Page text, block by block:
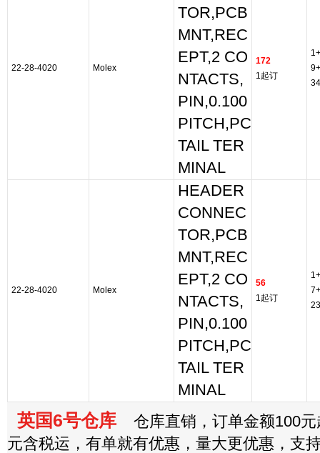
22-28-4020 Molex
TOR,PCB
MNT,REC
EPT,2 CO
NTACTS,
PIN,0.100
PITCH,PC
TAIL TER
MINAL
172
1起订
1+
9+
22-28-4020 Molex
HEADER
CONNEC
TOR,PCB
MNT,REC
EPT,2 CO
NTACTS,
PIN,0.100
PITCH,PC
TAIL TER
MINAL
56
1起订
1+
7+
英国6号仓库 仓库直销，订单金额100元
元含税运，有单就有优惠，量大更优惠，支